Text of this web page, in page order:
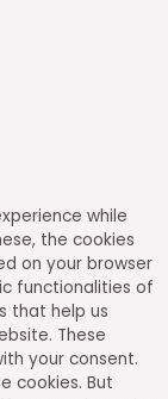
while
the cookies
on your browser
functionalities of
that help us
These
your consent.
cookies. But